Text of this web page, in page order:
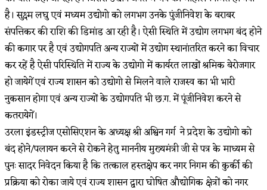
है। सुक्ष्म लघु एवं मध्यम उद्योगो को लगभग उनके पुंजीनिवेश के बराबर
संपत्तिकर की राशि की डिमांड आ रही है। ऐसी स्थिति में उद्योग लगभग बंद होने
की कगार पर है एवं उद्योगपति अन्य राज्यों में उद्योग स्थानांतरित करने का विचार
कर रहें है ऐसी परिस्थिति में राज्य के उद्योगो में कार्यरत लाखों श्रमिक बेरोजगार
हो जायेगें एवं राज्य शासन को उद्योगो से मिलने वाले राजस्व का भी भारी
नुकसान होगा एवं अन्य राज्यों के उद्योगपति भी छ.ग. में पूंजीनिवेश करने से
कतरायेगें।
उरला इंडस्ट्रीज एसोसिएशन के अध्यक्ष श्री अश्विन गर्ग ने प्रदेश के उद्योगो को
बंद होने/पलायन करने से रोकने हेतु माननीय मुख्यमंत्री जी से पत्र के माध्यम से
पुनः सादर निवेदन किया है कि तत्काल हस्तक्षेप कर नगर निगम की कुर्की की
प्रक्रिया को रोका जाये एवं राज्य शासन द्वारा घोषित औद्योगिक क्षेत्रों को नगर